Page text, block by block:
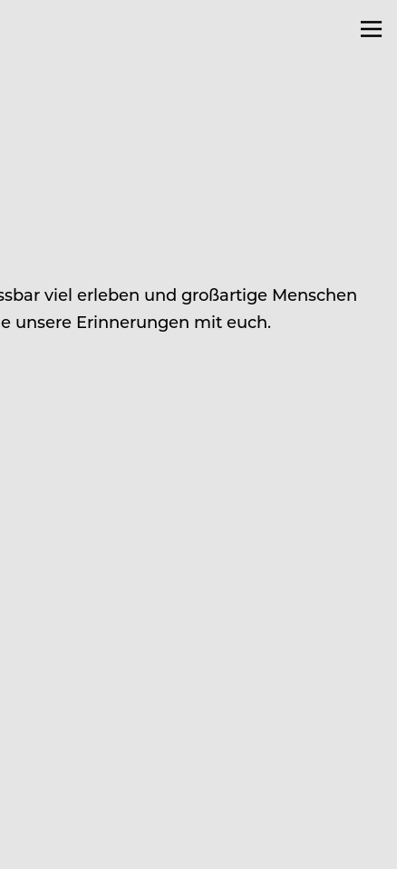
viel erleben und großartige Menschen
unsere Erinnerungen mit euch.